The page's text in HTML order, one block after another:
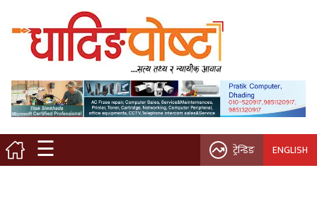
☰
मुख्य पृष्ठ
स्थानीय समाचार
विचार / ब्लग
नगर/गाउँ पालिका
ट्रेन्डिङ ENGLISH